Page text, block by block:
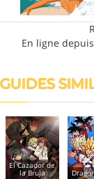
En ligne
GUIDES
de
Dragon Ball Z